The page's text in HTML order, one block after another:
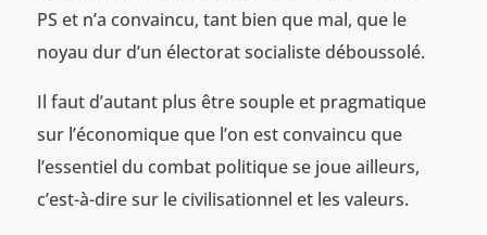
PS et n’a convaincu, tant bien que mal, que le
noyau dur d’un électorat socialiste déboussolé.
Il faut d’autant plus être souple et pragmatique
sur l’économique que l’on est convaincu que
l’essentiel du combat politique se joue ailleurs,
c’est-à-dire sur le civilisationnel et les valeurs.